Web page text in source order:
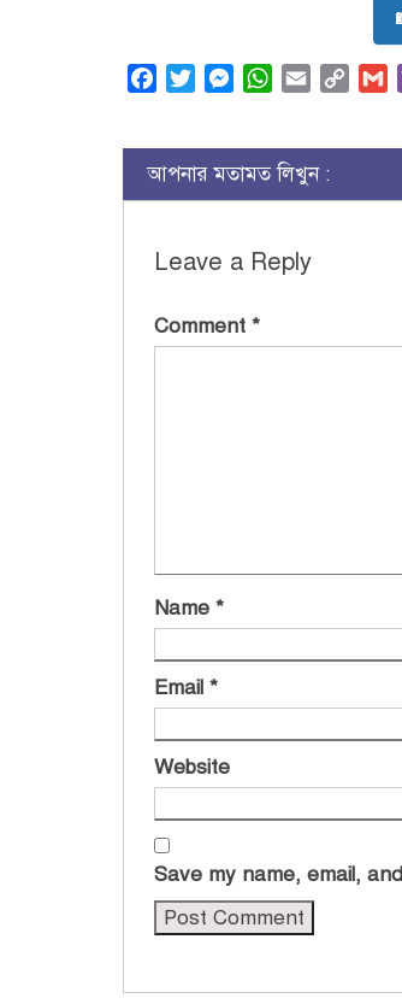
FacebookTwitterMessenger
WhatsApp
Email
Copy
আপনার মতামত লিখুন :
Leave a Reply
Comment *
Name *
Email *
Website
Save my name, email,